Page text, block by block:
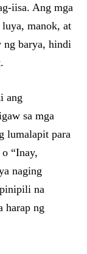
iisa. Ang mga
luya, manok, at
ng barya, hindi
ang
sa mga
lumalapit para
“Inay,
naging
na
harap ng